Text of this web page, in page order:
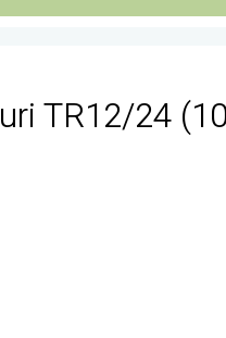
TR12/24